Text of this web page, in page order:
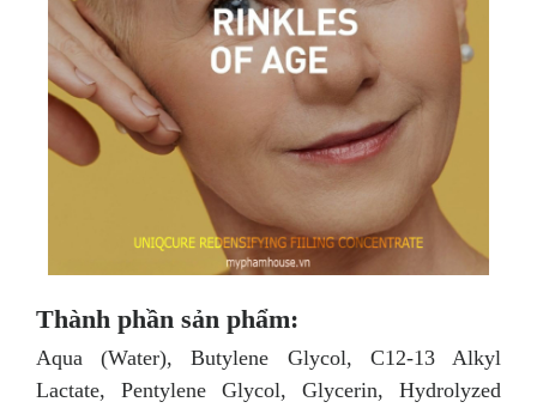
Thành phần sản phẩm:
Aqua (Water), Butylene Glycol, C12-13 Alkyl
Lactate, Pentylene Glycol, Glycerin, Hydrolyzed